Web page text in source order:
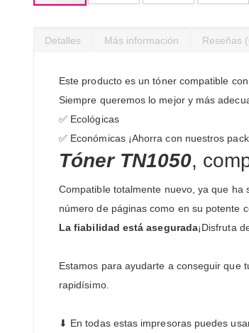
comienzo
galería
imágenes
Detalles
Este producto es un tóner compatible
Siempre queremos lo mejor y más
✅ Ecológicas
✅ Económicas ¡Ahorra con nuestros
Tóner TN1050,
Compatible totalmente nuevo, ya que
número de páginas como en su potente
La fiabilidad está asegurada¡Disfruta
Estamos para ayudarte a conseguir que
rapidísimo.
⬇ En todas estas impresoras puedes
Más información Reseñas